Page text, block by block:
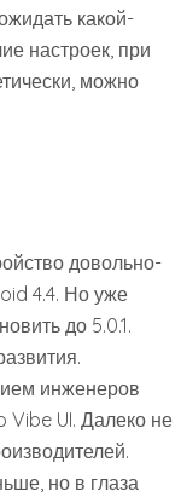
какой-
настроек, при
можно
довольно-
4.4. Но уже
до 5.0.1.
инженеров
Vibe UI. Далеко не
но в глаза